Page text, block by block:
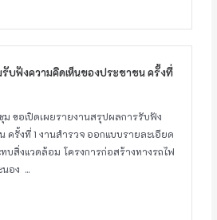
บฟังความคิดเห็นของประชาชน ครั้งที่
ม ขอเปิดเผยรายงานสรุปผลการรับฟัง
ครั้งที่ 1 งานสำรวจ ออกแบบรายละเอียด
บสิ่งแวดล้อม โครงการก่อสร้างทางรถไฟ
อง ...